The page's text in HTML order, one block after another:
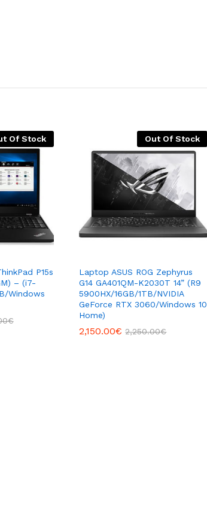
Of Stock
P15s
– (i7-
Windows
€
Out Of Stock
Laptop ASUS ROG Zephyrus
G14 GA401QM-K2030T 14” (R9
5900HX/16GB/1TB/NVIDIA
GeForce RTX 3060/Windows 10
Home)
2,150.00€ 2,250.00€